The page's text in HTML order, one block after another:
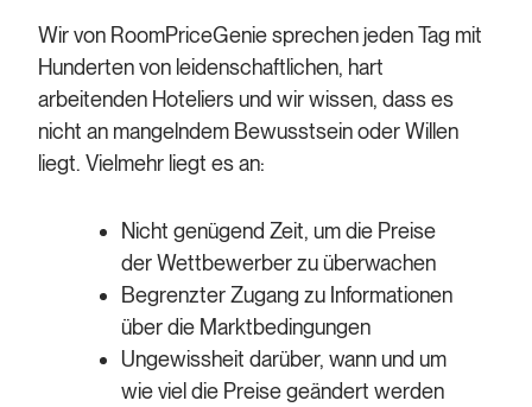
Wir von RoomPriceGenie sprechen jeden Tag mit
Hunderten von leidenschaftlichen, hart
arbeitenden Hoteliers und wir wissen, dass es
nicht an mangelndem Bewusstsein oder Willen
liegt. Vielmehr liegt es an:
Nicht genügend Zeit, um die Preise
der Wettbewerber zu überwachen
Begrenzter Zugang zu Informationen
über die Marktbedingungen
Ungewissheit darüber, wann und um
wie viel die Preise geändert werden